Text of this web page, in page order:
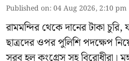
Published on:04 Aug 2026, 2:10 pm
রামমন্দির থেকে দানের টাকা
ছাত্রদের ওপর পুলিশি পদক্ষেপ